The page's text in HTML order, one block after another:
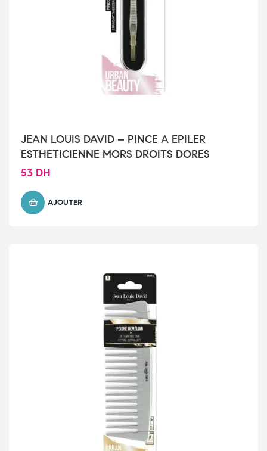
JEAN LOUIS DAVID – PINCE A EPILER
ESTHETICIENNE MORS DROITS DORES
53 DH
AJOUTER